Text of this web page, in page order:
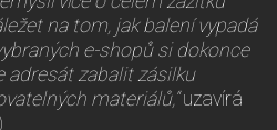
na tom, jak balení vypadá
e-shopů si dokonce
adresát zabalit zásilku
materiálů,“uzavírá